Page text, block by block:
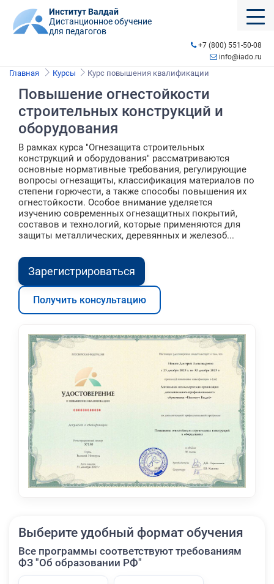
Институт Валдай
Дистанционное обучение
для педагогов
+7 (800) 551-50-08
info@iado.ru
Главная Курсы Курс повышения квалификации
Повышение огнестойкости
строительных конструкций и
оборудования
В рамках курса "Огнезащита строительных
конструкций и оборудования" рассматриваются
основные нормативные требования, регулирующие
вопросы огнезащиты, классификация материалов по
степени горючести, а также способы повышения их
огнестойкости. Особое внимание уделяется
изучению современных огнезащитных покрытий,
составов и технологий, которые применяются для
защиты металлических, деревянных и железоб...
Зарегистрироваться
Получить консультацию
Выберите удобный формат обучения
Все программы соответствуют требованиям
ФЗ "Об образовании РФ"